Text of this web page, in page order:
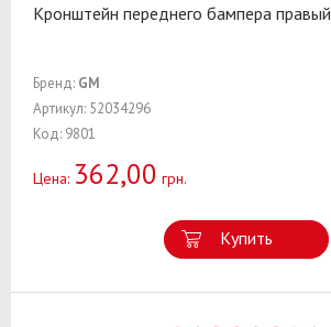
Кронштейн переднего бампера правый
Бренд: GM
Артикул: 52034296
Код: 9801
Цена: 362,00 грн.
Купить